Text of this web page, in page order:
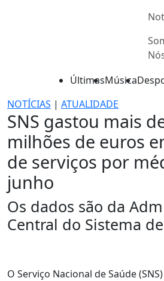
ÚltimasMúsica
NOTÍCIAS | ATUALIDADE
SNS gastou mais
milhões de euros
de serviços por
junho
Os dados são da
Central do Sistema
O Serviço Nacional de Saúde